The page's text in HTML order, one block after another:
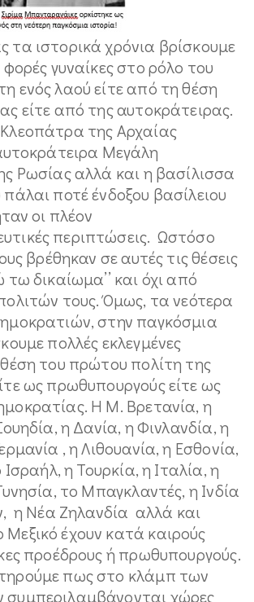
τα ιστορικά χρόνια βρίσκουμε
φορές γυναίκες στο ρόλο του
ενός λαού είτε από τη θέση
είτε από της αυτοκράτειρας.
της Αρχαίας
Μεγάλη
Ρωσίας αλλά και η βασίλισσα
ποτέ ένδοξου βασίλειου
οι πλέον
περιπτώσεις. Ωστόσο
βρέθηκαν σε αυτές τις θέσεις
τω δικαίωμα’’ και όχι από
τους. Όμως, τα νεότερα
στην παγκόσμια
πολλές εκλεγμένες
του πρώτου πολίτη της
ως πρωθυπουργούς είτε ως
Η Μ. Βρετανία, η
η Δανία, η Φινλανδία, η
, η Λιθουανία, η Εσθονία,
η Τουρκία, η Ιταλία, η
το Μπαγκλαντές, η Ινδία
η Νέα Ζηλανδία αλλά και
έχουν κατά καιρούς
προέδρους ή πρωθυπουργούς.
πως στο κλάμπ των
χώρες